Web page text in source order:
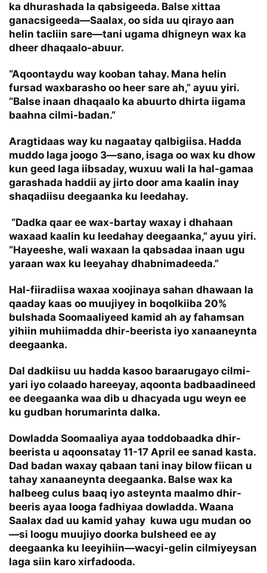
ka dhurashada la qabsigeeda. Balse xittaa
ganacsigeeda—Saalax, oo sida uu qirayo aan
helin tacliin sare—tani ugama dhigneyn wax ka
dheer dhaqaalo-abuur.
“Aqoontaydu way kooban tahay. Mana helin
fursad waxbarasho oo heer sare ah,” ayuu yiri.
“Balse inaan dhaqaalo ka abuurto dhirta iigama
baahna cilmi-badan.”
Aragtidaas way ku nagaatay qalbigiisa. Hadda
muddo laga joogo 3—sano, isaga oo wax ku dhow
kun geed laga iibsaday, wuxuu wali la hal-gamaa
garashada haddii ay jirto door ama kaalin inay
shaqadiisu deegaanka ku leedahay.
“Dadka qaar ee wax-bartay waxay i dhahaan
waxaad kaalin ku leedahay deegaanka,” ayuu yiri.
“Hayeeshe, wali waxaan la qabsadaa inaan ugu
yaraan wax ku leeyahay dhabnimadeeda.”
Hal-fiiradiisa waxaa xoojinaya sahan dhawaan la
qaaday kaas oo muujiyey in boqolkiiba 20%
bulshada Soomaaliyeed kamid ah ay fahamsan
yihiin muhiimadda dhir-beerista iyo xanaaneynta
deegaanka.
Dal dadkiisu uu hadda kasoo baraarugayo cilmi-
yari iyo colaado hareeyay, aqoonta badbaadineed
ee deegaanka waa dib u dhacyada ugu weyn ee
ku gudban horumarinta dalka.
Dowladda Soomaaliya ayaa toddobaadka dhir-
beerista u aqoonsatay 11-17 April ee sanad kasta.
Dad badan waxay qabaan tani inay bilow fiican u
tahay xanaaneynta deegaanka. Balse wax ka
halbeeg culus baaq iyo asteynta maalmo dhir-
beeris ayaa looga fadhiyaa dowladda. Waana
Saalax dad uu kamid yahay kuwa ugu mudan oo
—si loogu muujiyo doorka bulsheed ee ay
deegaanka ku leeyihiin—wacyi-gelin cilmiyeysan
laga siin karo xirfadooda.